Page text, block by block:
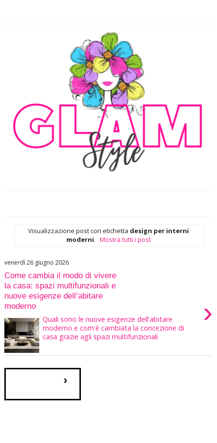
Visualizzazione post con etichetta design per interni
moderni. Mostra tutti i post
venerdì 26 giugno 2026
Come cambia il modo di vivere
la casa: spazi multifunzionali e
nuove esigenze dell’abitare
moderno
›
Quali sono le nuove esigenze dell'abitare
moderno e com'è cambiata la concezione di
casa grazie agli spazi multifunzionali
›